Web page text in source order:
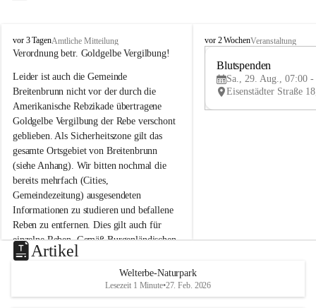
B
r
i
t
e
n
b
r
u
n
n
a
m
N
e
u
s
d
vor 3 TagenAmtliche Mitteilung
Verordnung betr. Goldgelbe Vergilbung!
Leider ist auch die Gemeinde
Breitenbrunn nicht vor der durch die
Amerikanische Rebzikade übertragene
Goldgelbe Vergilbung der Rebe verschont
geblieben. Als Sicherheitszone gilt das
gesamte Ortsgebiet von Breitenbrunn
(siehe Anhang). Wir bitten nochmal die
bereits mehrfach (Cities,
Gemeindezeitung) ausgesendeten
Informationen zu studieren und befallene
Reben zu entfernen. Dies gilt auch für
einzelne Reben. Gemäß Burgenländischen
Weinbaugesetz sind nicht gepflegte oder
unzulässige Weingärten zu roden! Bitte
helfen wir zusammen um unsere Winzer
vor den prognostizierten Ernteausfällen
B
e
u
e
d
vor 2 WochenVeranstaltung
Blutspenden
Sa., 29. Aug., 07:00 -
Artikel
Welterbe-Naturpark
Lesezeit 1 Minute•27. Feb. 2026